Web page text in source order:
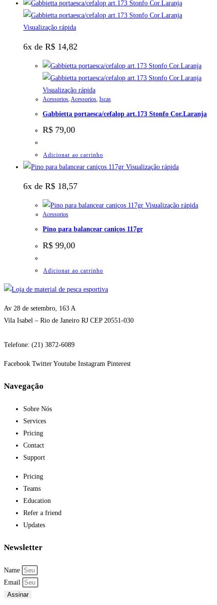
Visualização rápida
6x de R$ 14,82
Visualização rápida
Acessorios,Acessorios, Iscas
Gabbietta portaesca/cefalop art.173 Stonfo Cor.Laranja
R$ 79,00
Adicionar ao carrinho
Visualização rápida
6x de R$ 18,57
Visualização rápida
Acessorios
Pino para balancear caniços 117gr
R$ 99,00
Adicionar ao carrinho
Av 28 de setembro, 163 A
Vila Isabel – Rio de Janeiro RJ CEP 20551-030
Telefone: (21) 3872-6089
Facebook Twitter Youtube Instagram Pinterest
Navegação
Sobre Nós
Services
Pricing
Contact
Support
Pricing
Teams
Education
Refer a friend
Updates
Newsletter
Name
Email
Assinar